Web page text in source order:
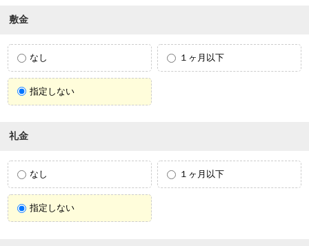
敷金
なし １ヶ月以下
指定しない
礼金
なし １ヶ月以下
指定しない